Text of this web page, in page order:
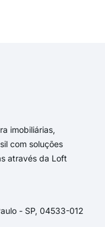
imobiliárias,
com soluções
através da Loft
- SP, 04533-012